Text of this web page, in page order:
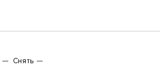
Снять